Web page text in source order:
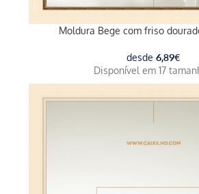
Moldura Bege com friso
desde 6,89€
Disponível em 17